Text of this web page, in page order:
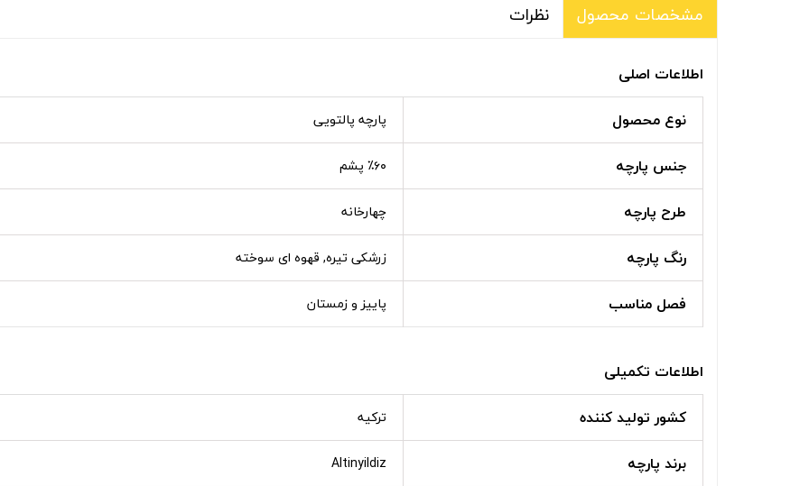
مشخصات محصول نظرات
اطلاعات اصلی
نوع محصول
پارچه پالتویی
جنس پارچه ٪۶۰ پشم
طرح پارچه چهارخانه
رنگ پارچه زرشکی تیره, قهوه ای سوخته
فصل مناسب پاییز و زمستان
اطلاعات تکمیلی
کشور تولید کننده
ترکیه
برند پارچه Altinyildiz